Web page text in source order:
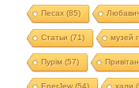
Песах(85)
Статьи (71) музей
Пурім (57)
EnerJew(54) хали